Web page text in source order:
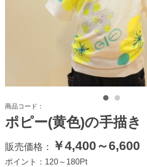
商品コード：
ポピー(黄色)の手描き
販売価格： ￥4,400～6,600
ポイント： 120～180Pt